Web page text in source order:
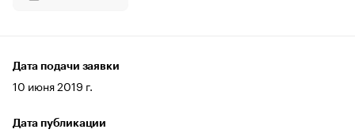
Дата подачи заявки
10 июня 2019 г.
Дата публикации